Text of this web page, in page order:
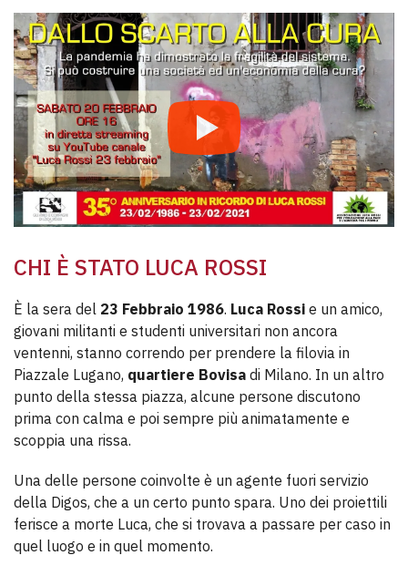
CHI È STATO LUCA ROSSI
È la sera del 23 Febbraio 1986. Luca Rossi e un amico,
giovani militanti e studenti universitari non ancora
ventenni, stanno correndo per prendere la filovia in
Piazzale Lugano, quartiere Bovisa di Milano. In un altro
punto della stessa piazza, alcune persone discutono
prima con calma e poi sempre più animatamente e
scoppia una rissa.
Una delle persone coinvolte è un agente fuori servizio
della Digos, che a un certo punto spara. Uno dei proiettili
ferisce a morte Luca, che si trovava a passare per caso in
quel luogo e in quel momento.